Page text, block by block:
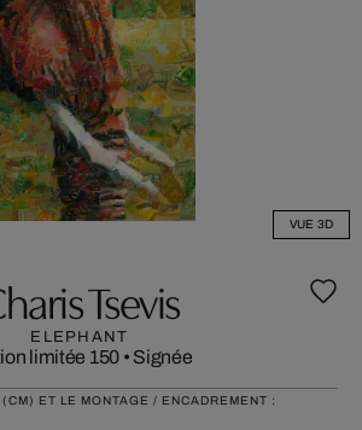
VUE 3D
Tsevis
ELEPHANT
limitée 150 • Signée
ET LE MONTAGE / ENCADREMENT :